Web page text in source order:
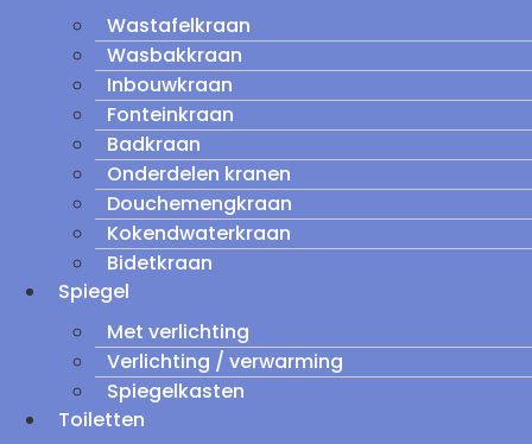
Wastafelkraan
Wasbakkraan
Inbouwkraan
Fonteinkraan
Badkraan
Onderdelen kranen
Douchemengkraan
Kokendwaterkraan
Bidetkraan
Spiegel
Met verlichting
Verlichting / verwarming
Spiegelkasten
Toiletten